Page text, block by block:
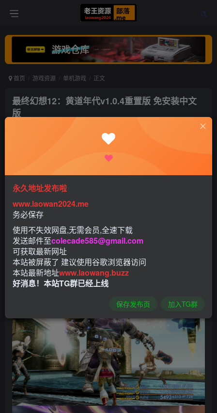
首页 游戏资源 单机游戏 正文
最终幻想12：黄道年代v1.0.4重置版 免安装中文
版
永久地址发布啦
www.laowan2024.me
务必保存
使用不失效网盘,无需会员,全速下载
发送邮件至colecade585@gmail.com
可获取最新网址
本站被屏蔽了 建议使用谷歌浏览器访问
本站最新地址www.laowang.buzz
好消息！本站TG群已经上线
保存发布页 加入TG群